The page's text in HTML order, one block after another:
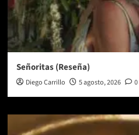
Señoritas (Reseña)
Diego Carrillo 5 agosto, 2026 0